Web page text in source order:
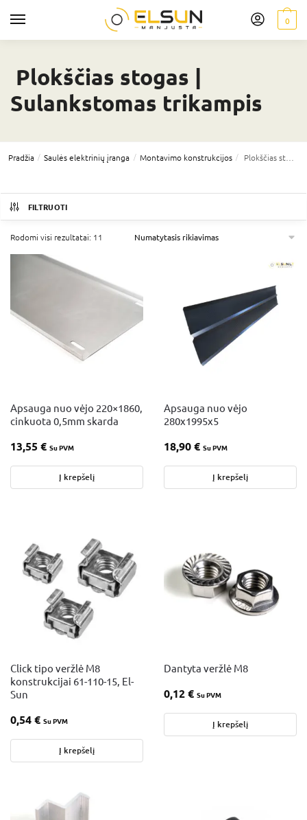
0
Plokščias stogas |
Sulankstomas trikampis
Pradžia / Saulės elektrinių įranga / Montavimo konstrukcijos / Plokščias stogas | Sulankstomas trikampis
FILTRUOTI
Rodomi visi rezultatai: 11
Apsauga nuo vėjo 220×1860,
cinkuota 0,5mm skarda
13,55€ Su PVM
Į krepšelį
Apsauga nuo vėjo
280x1995x5
18,90€ Su PVM
Į krepšelį
Click tipo veržlė M8
konstrukcijai 61-110-15, El-
Sun
0,54€ Su PVM
Į krepšelį
Dantyta veržlė M8
0,12€ Su PVM
Į krepšelį